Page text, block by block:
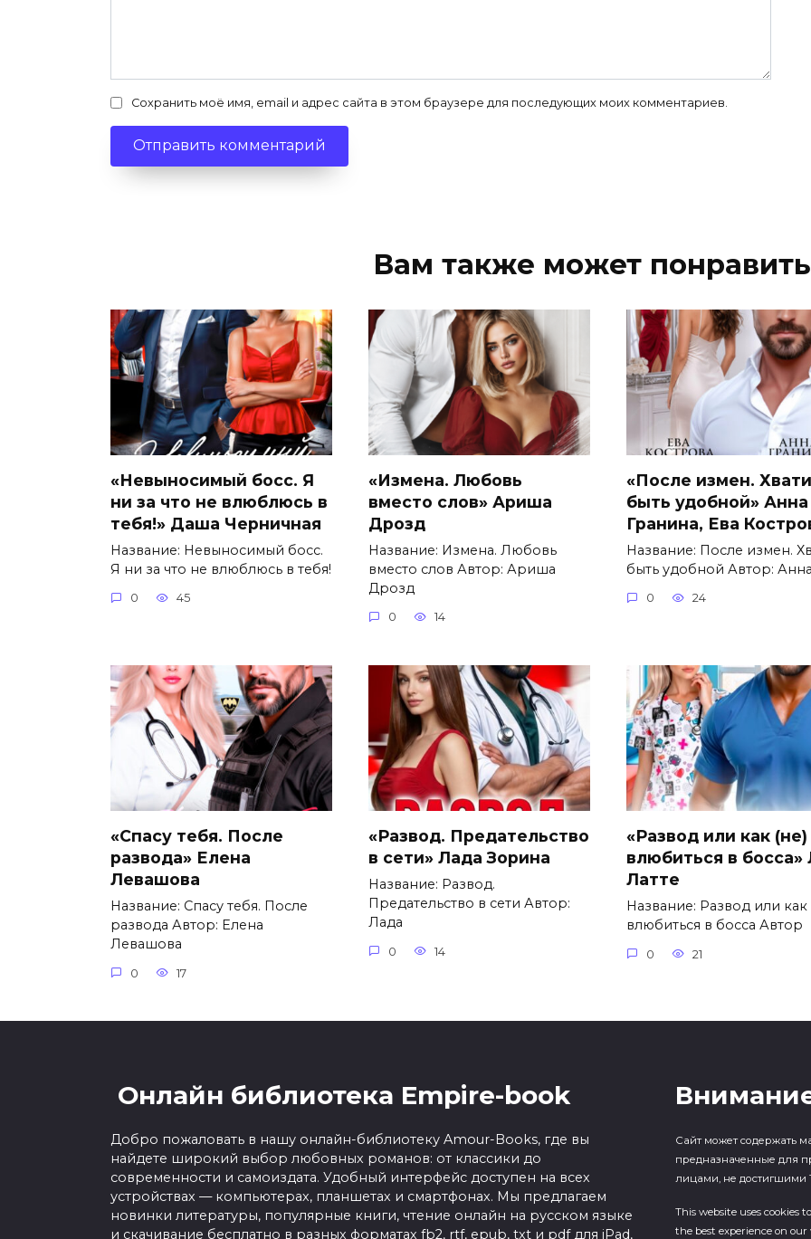
Сохранить моё имя, email и адрес сайта в этом браузере для последующих моих комментариев.
Вам также может
«Невыносимый босс. Я
ни за что не влюблюсь в
тебя!» Даша Черничная
Название: Невыносимый босс.
Я ни за что не влюблюсь в тебя!
0 45
«Измена. Любовь
вместо слов» Ариша
Дрозд
Название: Измена. Любовь
вместо слов Автор: Ариша
Дрозд
0 14
«После измен.
быть удобной» Анна
Гранина, Ева
Название: После измен.
быть удобной Автор:
0 24
«Спасу тебя. После
развода» Елена
Левашова
Название: Спасу тебя. После
развода Автор: Елена
Левашова
0 17
«Развод. Предательство
в сети» Лада Зорина
Название: Развод.
Предательство в сети Автор:
Лада
0 14
«Развод или как (не)
влюбиться в босса»
Латте
Название: Развод или как
влюбиться в босса Автор
0 21
Онлайн библиотека Empire-book
Добро пожаловать в нашу онлайн-библиотеку Amour-Books, где вы
найдете широкий выбор любовных романов: от классики до
современности и самоиздата. Удобный интерфейс доступен на всех
устройствах — компьютерах, планшетах и смартфонах. Мы предлагаем
новинки литературы, популярные книги, чтение онлайн на русском языке
и скачивание бесплатно в разных форматах fb2, rtf, epub, txt и pdf для iPad,
Сайт может содержать
предназначенные для
лицами, не достигшими
This website uses cookies
the best experience on our